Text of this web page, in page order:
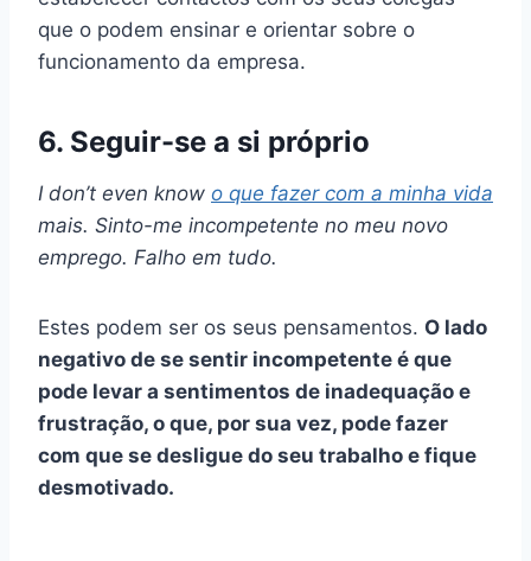
que o podem ensinar e orientar sobre o
funcionamento da empresa.
6. Seguir-se a si próprio
I don’t even know o que fazer com a minha vida
mais. Sinto-me incompetente no meu novo
emprego. Falho em tudo.
Estes podem ser os seus pensamentos. O lado
negativo de se sentir incompetente é que
pode levar a sentimentos de inadequação e
frustração, o que, por sua vez, pode fazer
com que se desligue do seu trabalho e fique
desmotivado.